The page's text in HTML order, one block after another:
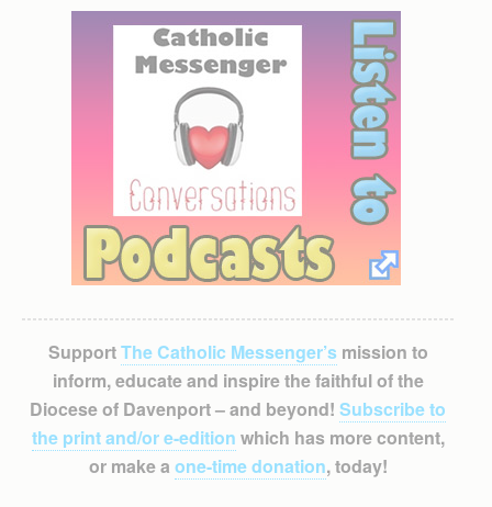
SupportThe Catholic Messenger’smission to
inform, educate and inspire the faithful of the
Diocese of Davenport – and beyond! Subscribe to
the print and/or e-edition which has more content,
or make a one-time donation, today!